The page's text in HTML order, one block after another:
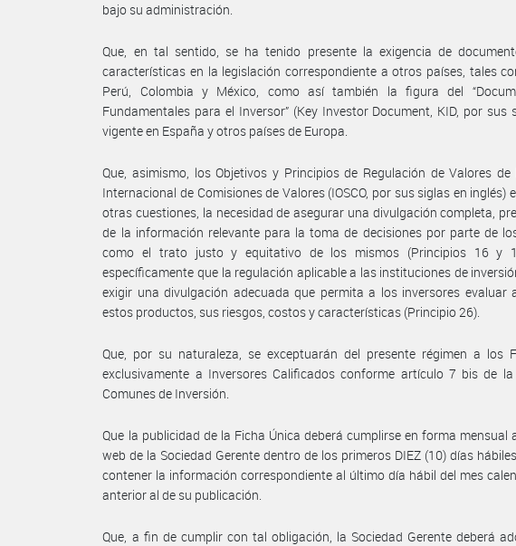
bajo su administración.
Que, en tal sentido, se ha tenido presente la exigencia de
características en la legislación correspondiente a otros países, tales
Perú, Colombia y México, como así también la figura del
Fundamentales para el Inversor” (Key Investor Document, KID, por sus
vigente en España y otros países de Europa.
Que, asimismo, los Objetivos y Principios de Regulación de Valores de
Internacional de Comisiones de Valores (IOSCO, por sus siglas en inglés)
otras cuestiones, la necesidad de asegurar una divulgación completa,
de la información relevante para la toma de decisiones por parte de
como el trato justo y equitativo de los mismos (Principios 16 y
específicamente que la regulación aplicable a las instituciones de
exigir una divulgación adecuada que permita a los inversores evaluar
estos productos, sus riesgos, costos y características (Principio 26).
Que, por su naturaleza, se exceptuarán del presente régimen a los
exclusivamente a Inversores Calificados conforme artículo 7 bis de
Comunes de Inversión.
Que la publicidad de la Ficha Única deberá cumplirse en forma mensual
web de la Sociedad Gerente dentro de los primeros DIEZ (10) días
contener la información correspondiente al último día hábil del mes
anterior al de su publicación.
Que, a fin de cumplir con tal obligación, la Sociedad Gerente deberá